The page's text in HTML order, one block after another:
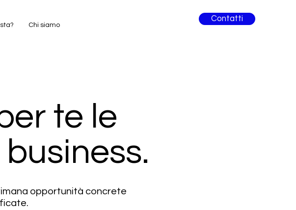
Chi siamo
Contatti
te le
opportunità concrete